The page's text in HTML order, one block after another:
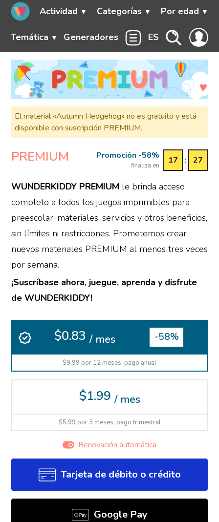
Actividad Categorías Por edad
Temática Generadores ES
El material «Autumn Hedgehog» no es gratuito y está
disponible con suscripción PREMIUM.
PREMIUM Promoción -58%
finaliza en
17 : 27
WUNDERKIDDY PREMIUM le brinda acceso
completo a todos los juegos imprimibles para
preescolar, materiales, servicios y otros beneficios,
sin límites ni restricciones. Prometemos crear
nuevos materiales PREMIUM al menos tres veces
por semana.
¡Suscríbase ahora, juegue, aprenda y disfrute
de WUNDERKIDDY!
$0.83 / mes -58%
$9.99 por 12 meses, pago anual
$1.99 / mes
$5.99 por 3 meses, pago trimestral
Renovación automática
Tarjeta de débito o crédito
Google Pay